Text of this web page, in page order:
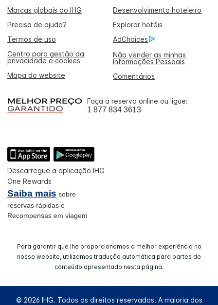
Marcas globais do IHG
Desenvolvimento hoteleiro
Precisa de ajuda?
Explorar hotéis
Termos de uso
AdChoices
Centro para gestão da
privacidade e cookies
Não vender as minhas
Informações Pessoais
Mapa do website
Comentários
Faça a reserva online ou ligue:
1 877 834 3613
Descarregue a aplicação IHG
One Rewards
Saiba mais sobre
reservas rápidas e
Recompensas em viagem
Para garantir que lhe proporcionamos a melhor experiência no
nosso website, utilizamos tradução automática para partes do
conteúdo apresentado nesta página.
© 2026 IHG. Todos os direitos reservados. A maioria dos